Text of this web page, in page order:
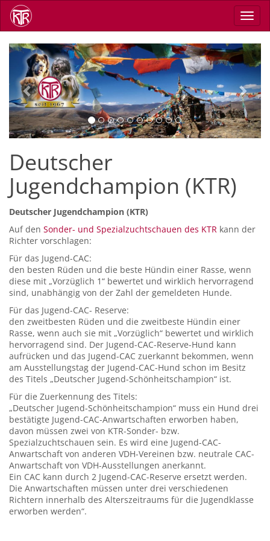
Direkt
zum
Inhalt
Previous Next
Deutscher
Jugendchampion (KTR)
Deutscher Jugendchampion (KTR)
Auf den Sonder- und Spezialzuchtschauen des KTR kann der
Richter vorschlagen:
Für das Jugend-CAC:
den besten Rüden und die beste Hündin einer Rasse, wenn
diese mit „Vorzüglich 1“ bewertet und wirklich hervorragend
sind, unabhängig von der Zahl der gemeldeten Hunde.
Für das Jugend-CAC- Reserve:
den zweitbesten Rüden und die zweitbeste Hündin einer
Rasse, wenn auch sie mit „Vorzüglich“ bewertet und wirklich
hervorragend sind. Der Jugend-CAC-Reserve-Hund kann
aufrücken und das Jugend-CAC zuerkannt bekommen, wenn
am Ausstellungstag der Jugend-CAC-Hund schon im Besitz
des Titels „Deutscher Jugend-Schönheitschampion“ ist.
Für die Zuerkennung des Titels:
„Deutscher Jugend-Schönheitschampion“ muss ein Hund drei
bestätigte Jugend-CAC-Anwartschaften erworben haben,
davon müssen zwei von KTR-Sonder- bzw.
Spezialzuchtschauen sein. Es wird eine Jugend-CAC-
Anwartschaft von anderen VDH-Vereinen bzw. neutrale CAC-
Anwartschaft von VDH-Ausstellungen anerkannt.
Ein CAC kann durch 2 Jugend-CAC-Reserve ersetzt werden.
Die Anwartschaften müssen unter drei verschiedenen
Richtern innerhalb des Alterszeitraums für die Jugendklasse
erworben werden“.